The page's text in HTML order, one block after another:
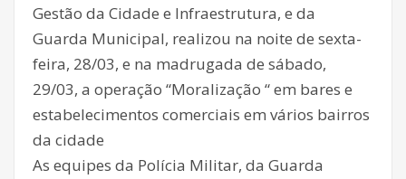
Gestão da Cidade e Infraestrutura, e da
Guarda Municipal, realizou na noite de sexta-
feira, 28/03, e na madrugada de sábado,
29/03, a operação “Moralização “ em bares e
estabelecimentos comerciais em vários bairros
da cidade
As equipes da Polícia Militar, da Guarda